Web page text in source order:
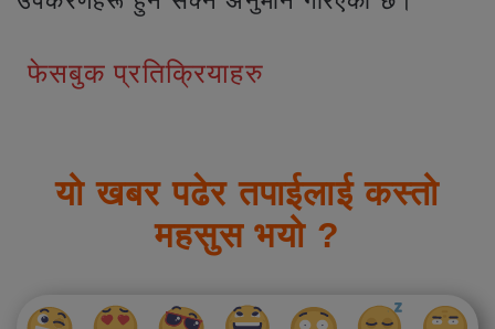
फेसबुक प्रतिक्रियाहरु
यो खबर पढेर तपाईलाई कस्तो
महसुस भयो ?